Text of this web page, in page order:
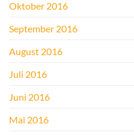
Oktober 2016
September 2016
August 2016
Juli 2016
Juni 2016
Mai 2016